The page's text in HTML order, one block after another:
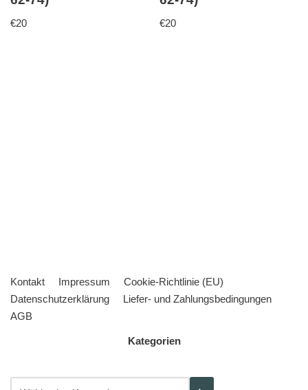
€20 €20
Kontakt Impressum
Cookie-Richtlinie (EU)
Datenschutzerklärung
Liefer- und Zahlungsbedingungen
AGB
Kategorien